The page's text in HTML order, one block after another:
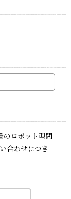
のロボット型問
合わせにつき